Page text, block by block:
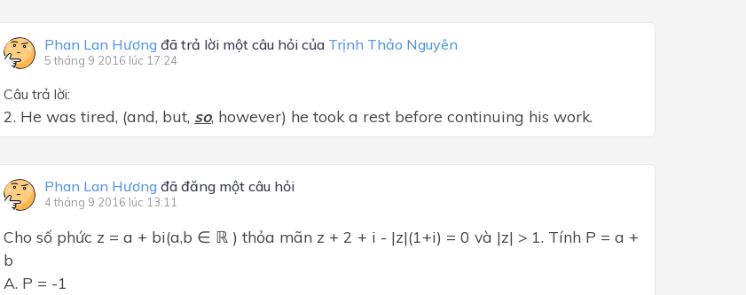
Phan Lan Hương đã trả lời một câu hỏi của Trịnh Thảo Nguyên
5 tháng 9 2016 lúc 17:24
Câu trả lời:
2. He was tired, (and, but, so, however) he took a rest before continuing his work.
Phan Lan Hương đã đăng một câu hỏi
4 tháng 9 2016 lúc 13:11
Cho số phức z = a + bi(a,b ∈ ℝ ) thỏa mãn z + 2 + i - |z|(1+i) = 0 và |z| > 1. Tính P = a +
b
A. P = -1